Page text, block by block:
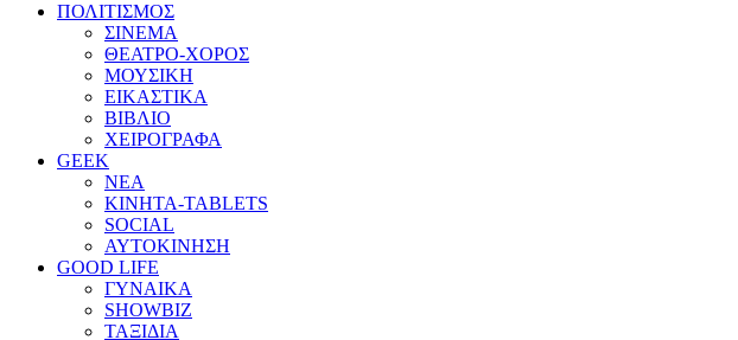
ΠΟΛΙΤΙΣΜΟΣ
ΣΙΝΕΜΑ
ΘΕΑΤΡΟ-ΧΟΡΟΣ
ΜΟΥΣΙΚΗ
ΕΙΚΑΣΤΙΚΑ
ΒΙΒΛΙΟ
ΧΕΙΡΟΓΡΑΦΑ
GEEK
ΝΕΑ
ΚΙΝΗΤΑ-TABLETS
SOCIAL
ΑΥΤΟΚΙΝΗΣΗ
GOOD LIFE
ΓΥΝΑΙΚΑ
SHOWBIZ
ΤΑΞΙΔΙΑ